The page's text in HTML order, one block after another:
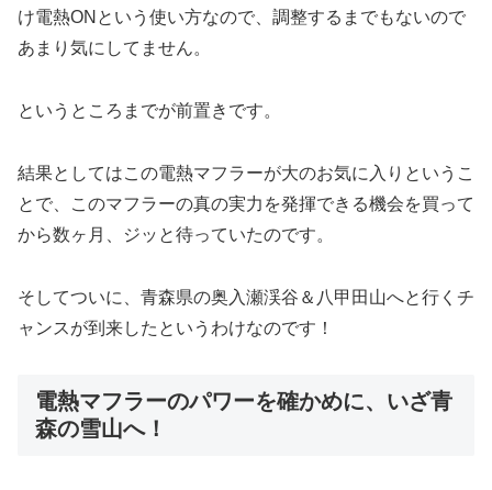
け電熱ONという使い方なので、調整するまでもないので
あまり気にしてません。
というところまでが前置きです。
結果としてはこの電熱マフラーが大のお気に入りというこ
とで、このマフラーの真の実力を発揮できる機会を買って
から数ヶ月、ジッと待っていたのです。
そしてついに、青森県の奥入瀬渓谷＆八甲田山へと行くチ
ャンスが到来したというわけなのです！
電熱マフラーのパワーを確かめに、いざ青
森の雪山へ！